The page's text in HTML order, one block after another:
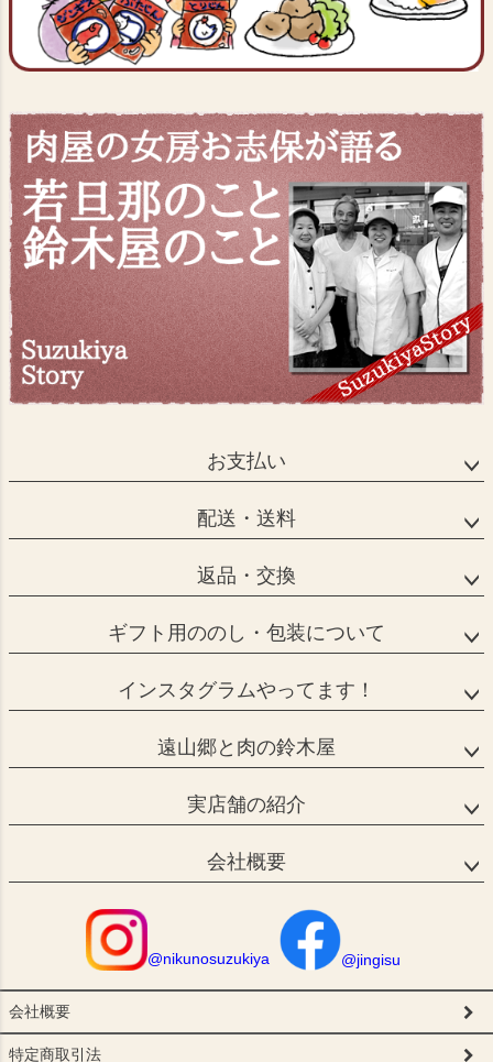
お支払い
配送・送料
返品・交換
ギフト用ののし・包装について
インスタグラムやってます！
遠山郷と肉の鈴木屋
実店舗の紹介
会社概要
会社概要
特定商取引法
@nikunosuzukiya @jingisu